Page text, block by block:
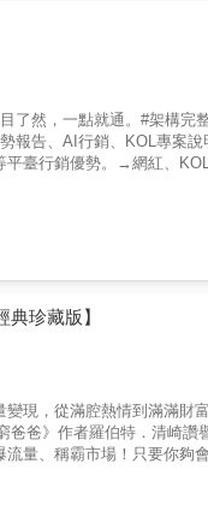
電話：客服再進化－免付
利：輕鬆分門別類好友，
了然，一點就通。#架構完
報告、AI行銷、KOL專案
臺行銷優勢。→網紅、
）＋數位行銷＝未來行
筆記型電腦、平板電腦、
功能內容崛起，成為日
珍藏版】
變現，從滿腔熱情到滿滿
爸》作者羅伯特．清崎讚
量、稱霸市場！只要你夠
營銷聖經各行各業，365行
還不錯，為何就是沒人買